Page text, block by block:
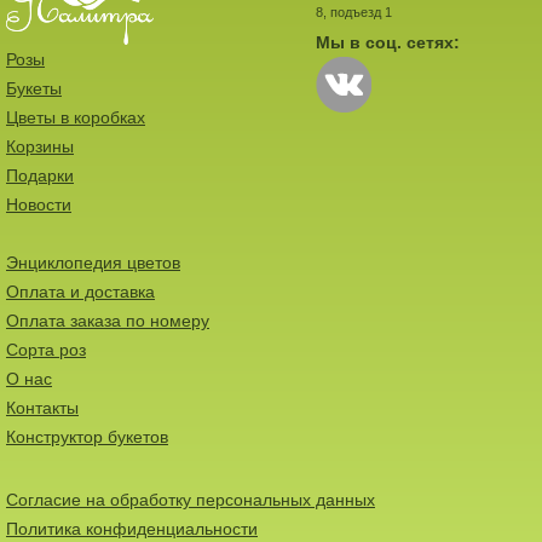
8, подъезд 1
Мы в соц. сетях:
Розы
Букеты
Цветы в коробках
Корзины
Подарки
Новости
Энциклопедия цветов
Оплата и доставка
Оплата заказа по номеру
Сорта роз
О нас
Контакты
Конструктор букетов
Согласие на обработку персональных данных
Политика конфиденциальности